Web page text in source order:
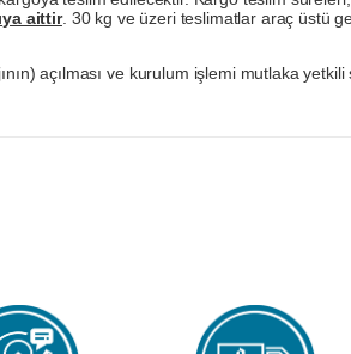
aittir. 30 kg ve üzeri teslimatlar araç üstü
açılması ve kurulum işlemi mutlaka yetkili